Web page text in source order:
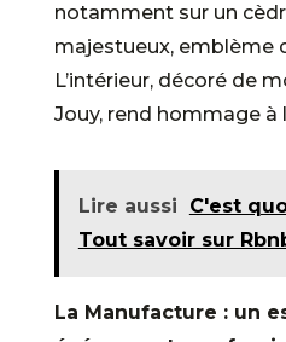
notamment sur un
majestueux, emblème
L’intérieur, décoré de
Jouy, rend hommage à
Lire aussi
C'est
Tout savoir sur
La Manufacture : un